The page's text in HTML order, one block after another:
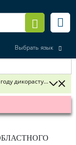
Выбрать язык
дикорастущих